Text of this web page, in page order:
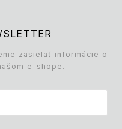
zasielať informácie o
e-shope.